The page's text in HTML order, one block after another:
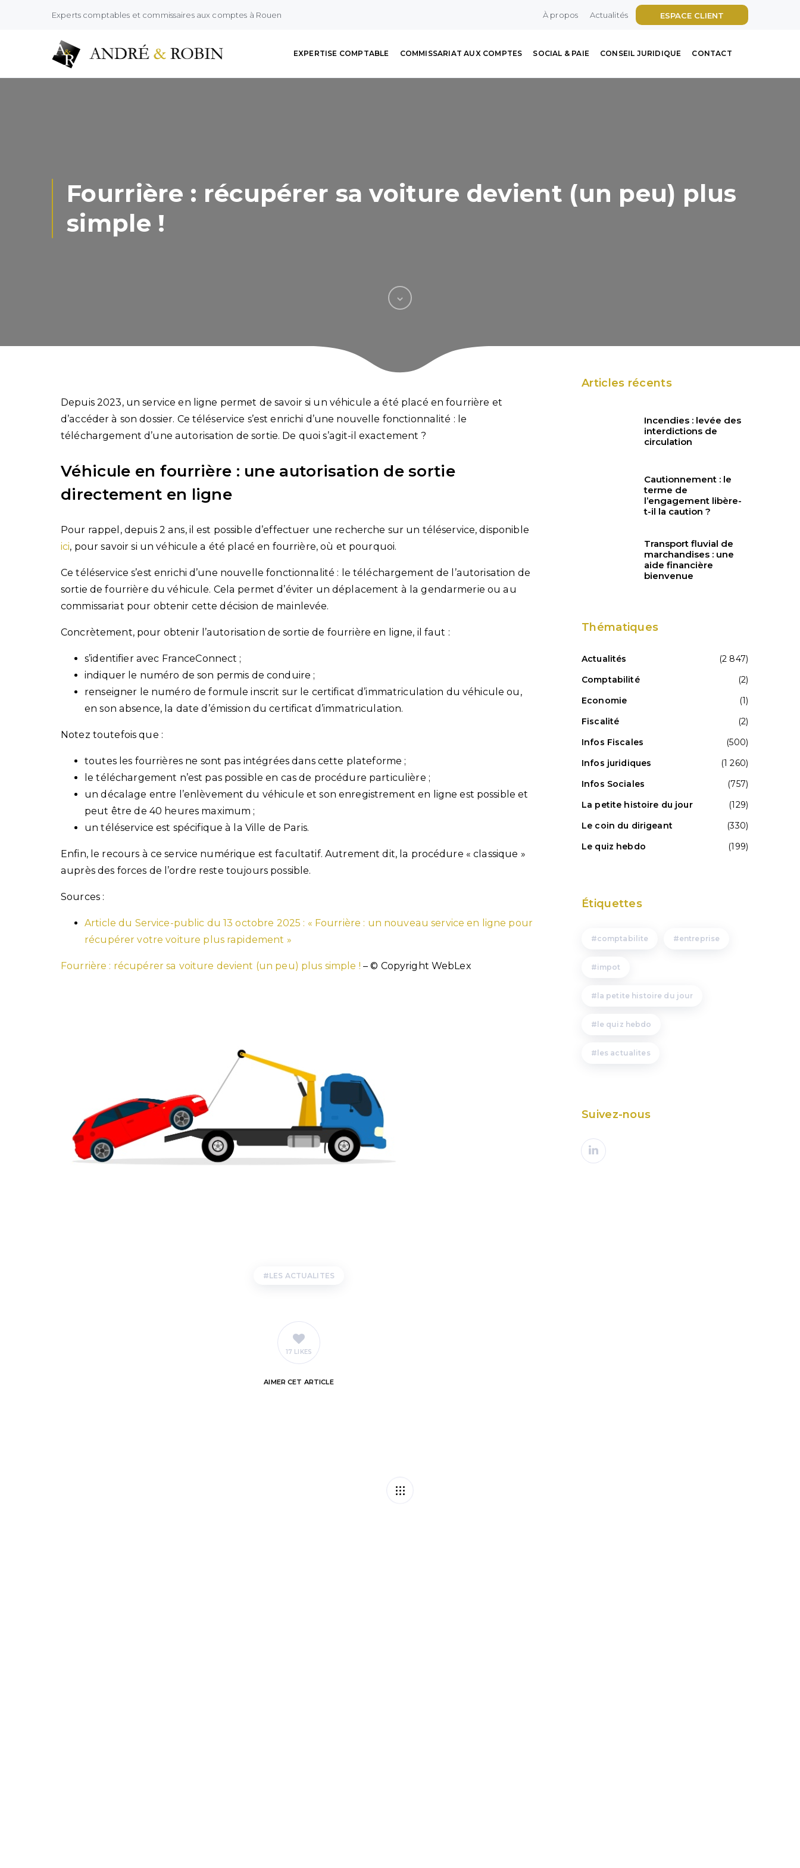
Experts comptables et commissaires aux comptes à Rouen ESPACE CLIENT
À propos Actualités
EXPERTISE COMPTABLE COMMISSARIAT AUX COMPTES SOCIAL & PAIE CONSEIL JURIDIQUE CONTACT
Fourrière : récupérer sa voiture devient (un peu) plus
simple !
Depuis 2023, un service en ligne permet de savoir si un véhicule a été placé en fourrière et
d’accéder à son dossier. Ce téléservice s’est enrichi d’une nouvelle fonctionnalité : le
téléchargement d’une autorisation de sortie. De quoi s’agit-il exactement ?
Véhicule en fourrière : une autorisation de sortie
directement en ligne
Pour rappel, depuis 2 ans, il est possible d’effectuer une recherche sur un téléservice, disponible
ici, pour savoir si un véhicule a été placé en fourrière, où et pourquoi.
Ce téléservice s’est enrichi d’une nouvelle fonctionnalité : le téléchargement de l’autorisation de
sortie de fourrière du véhicule. Cela permet d’éviter un déplacement à la gendarmerie ou au
commissariat pour obtenir cette décision de mainlevée.
Concrètement, pour obtenir l’autorisation de sortie de fourrière en ligne, il faut :
s’identifier avec FranceConnect ;
indiquer le numéro de son permis de conduire ;
renseigner le numéro de formule inscrit sur le certificat d’immatriculation du véhicule ou,
en son absence, la date d’émission du certificat d’immatriculation.
Notez toutefois que :
toutes les fourrières ne sont pas intégrées dans cette plateforme ;
le téléchargement n’est pas possible en cas de procédure particulière ;
un décalage entre l’enlèvement du véhicule et son enregistrement en ligne est possible et
peut être de 40 heures maximum ;
un téléservice est spécifique à la Ville de Paris.
Enfin, le recours à ce service numérique est facultatif. Autrement dit, la procédure « classique »
auprès des forces de l’ordre reste toujours possible.
Sources :
Article du Service-public du 13 octobre 2025 : « Fourrière : un nouveau service en ligne pour
récupérer votre voiture plus rapidement »
Fourrière : récupérer sa voiture devient (un peu) plus simple ! – © Copyright WebLex
LES ACTUALITES
17 LIKES
AIMER CET ARTICLE
Articles récents
Incendies : levée des
interdictions de
circulation
Cautionnement : le
terme de
l’engagement libère-
t-il la caution ?
Transport fluvial de
marchandises : une
aide financière
bienvenue
Thématiques
Actualités
(2 847)
Comptabilité
(2)
Economie
(1)
Fiscalité
(2)
Infos Fiscales
(500)
Infos juridiques
(1 260)
Infos Sociales
(757)
La petite histoire du jour
(129)
Le coin du dirigeant
(330)
Le quiz hebdo
(199)
Étiquettes
comptabilite entreprise
impot
la petite histoire du jour
le quiz hebdo
les actualites
Suivez-nous